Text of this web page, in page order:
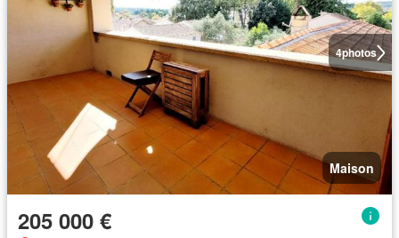
4photos
Maison
205 000 €